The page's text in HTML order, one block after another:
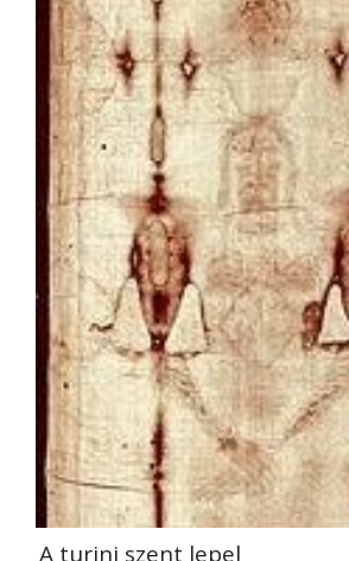
A turini szent lepel